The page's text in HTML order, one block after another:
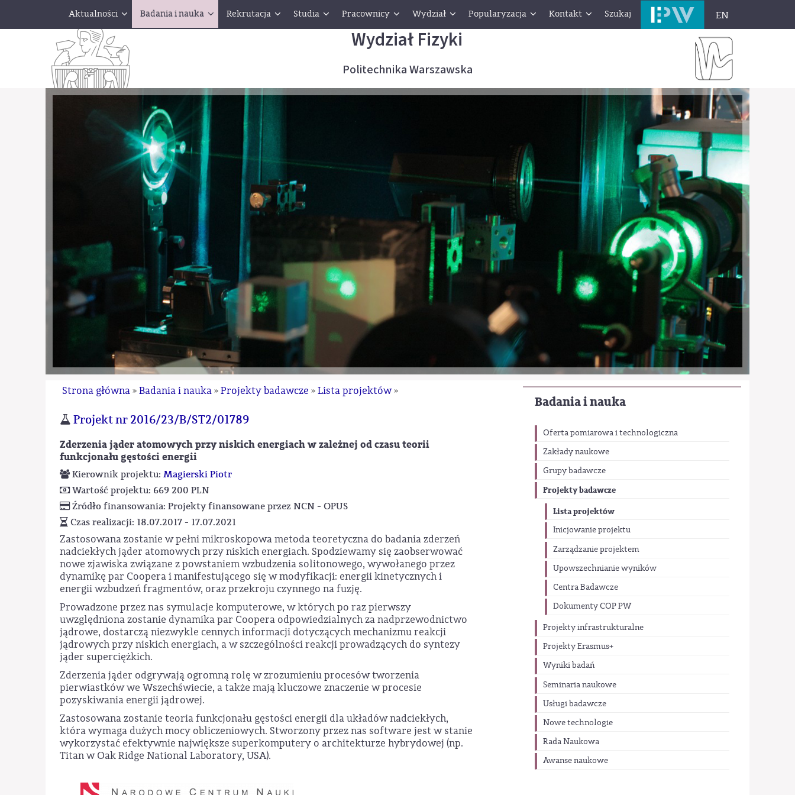
Aktualności Badania i nauka Rekrutacja Studia Pracownicy Wydział Popularyzacja Kontakt Szukaj EN
Wydział Fizyki
Politechnika Warszawska
Badania i nauka
Oferta pomiarowa i technologiczna
Zakłady naukowe
Grupy badawcze
Projekty badawcze
Lista projektów
Inicjowanie projektu
Zarządzanie projektem
Upowszechnianie wyników
Centra Badawcze
Dokumenty COP PW
Projekty infrastrukturalne
Projekty Erasmus+
Wyniki badań
Seminaria naukowe
Usługi badawcze
Nowe technologie
Rada Naukowa
Awanse naukowe
Strona główna » Badania i nauka » Projekty badawcze » Lista projektów »
Projekt nr 2016/23/B/ST2/01789
Zderzenia jąder atomowych przy niskich energiach w zależnej od czasu teorii
funkcjonału gęstości energii
Kierownik projektu:Magierski Piotr
Wartość projektu: 669 200 PLN
Źródło finansowania: Projekty finansowane przez NCN - OPUS
Czas realizacji: 18.07.2017 - 17.07.2021
Zastosowana zostanie w pełni mikroskopowa metoda teoretyczna do badania zderzeń
nadciekłych jąder atomowych przy niskich energiach. Spodziewamy się zaobserwować
nowe zjawiska związane z powstaniem wzbudzenia solitonowego, wywołanego przez
dynamikę par Coopera i manifestującego się w modyfikacji: energii kinetycznych i
energii wzbudzeń fragmentów, oraz przekroju czynnego na fuzję.
Prowadzone przez nas symulacje komputerowe, w których po raz pierwszy
uwzględniona zostanie dynamika par Coopera odpowiedzialnych za nadprzewodnictwo
jądrowe, dostarczą niezwykle cennych informacji dotyczących mechanizmu reakcji
jądrowych przy niskich energiach, a w szczególności reakcji prowadzących do syntezy
jąder superciężkich.
Zderzenia jąder odgrywają ogromną rolę w zrozumieniu procesów tworzenia
pierwiastków we Wszechświecie, a także mają kluczowe znaczenie w procesie
pozyskiwania energii jądrowej.
Zastosowana zostanie teoria funkcjonału gęstości energii dla układów nadciekłych,
która wymaga dużych mocy obliczeniowych. Stworzony przez nas software jest w stanie
wykorzystać efektywnie największe superkomputery o architekturze hybrydowej (np.
Titan w Oak Ridge National Laboratory, USA).